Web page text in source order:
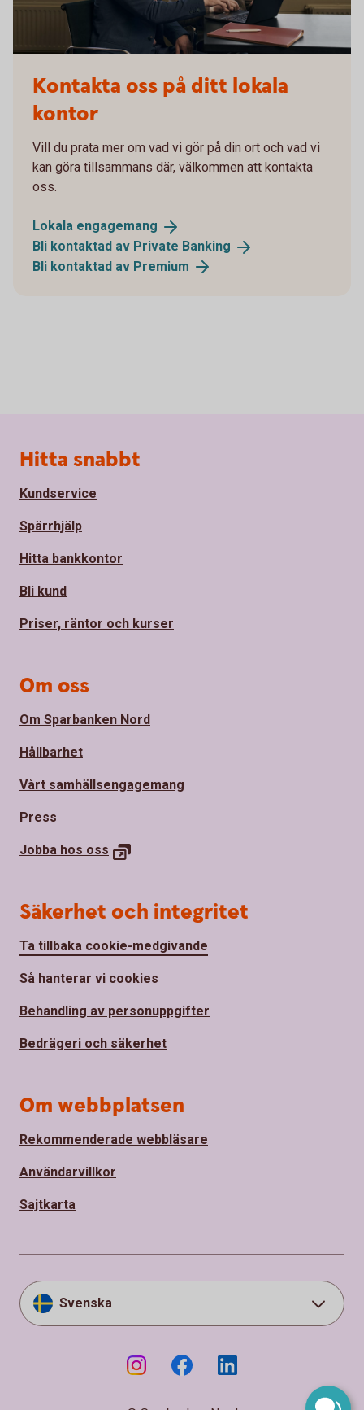
Kontakta oss på ditt lokala
kontor
Vill du prata mer om vad vi gör på din ort och vad vi
kan göra tillsammans där, välkommen att kontakta
oss.
Lokala engagemang
Bli kontaktad av Private Banking
Bli kontaktad av Premium
Sidfot
Hitta snabbt
Kundservice
Spärrhjälp
Hitta bankkontor
Bli kund
Priser, räntor och kurser
Om oss
Om Sparbanken Nord
Hållbarhet
Vårt samhällsengagemang
Press
Jobba hos oss
Säkerhet och integritet
Ta tillbaka cookie-medgivande
Så hanterar vi cookies
Behandling av personuppgifter
Bedrägeri och säkerhet
Om webbplatsen
Rekommenderade webbläsare
Användarvillkor
Sajtkarta
Svenska